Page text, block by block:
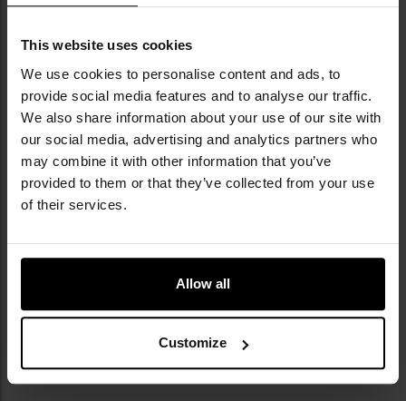
This website uses cookies
We use cookies to personalise content and ads, to
provide social media features and to analyse our traffic.
We also share information about your use of our site with
our social media, advertising and analytics partners who
may combine it with other information that you’ve
provided to them or that they’ve collected from your use
of their services.
Allow all
Customize
КЛЮЧОВІ ХАРАКТЕРИСТИКИ
складана, компактна конструкція
виготовлена з титану
ефективне спалювання деревини
стійкість до високих температур
можливість розширення за допомогою
аксесуарів
сумісність з тентами та наметами з димохідним
безпечне використання та легке